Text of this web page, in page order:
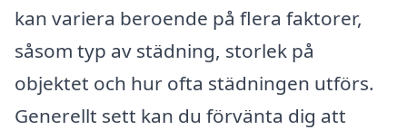
kan variera beroende på flera faktorer,
såsom typ av städning, storlek på
objektet och hur ofta städningen utförs.
Generellt sett kan du förvänta dig att